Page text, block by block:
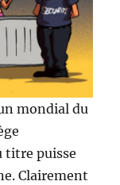
mondial du
titre puisse
Clairement